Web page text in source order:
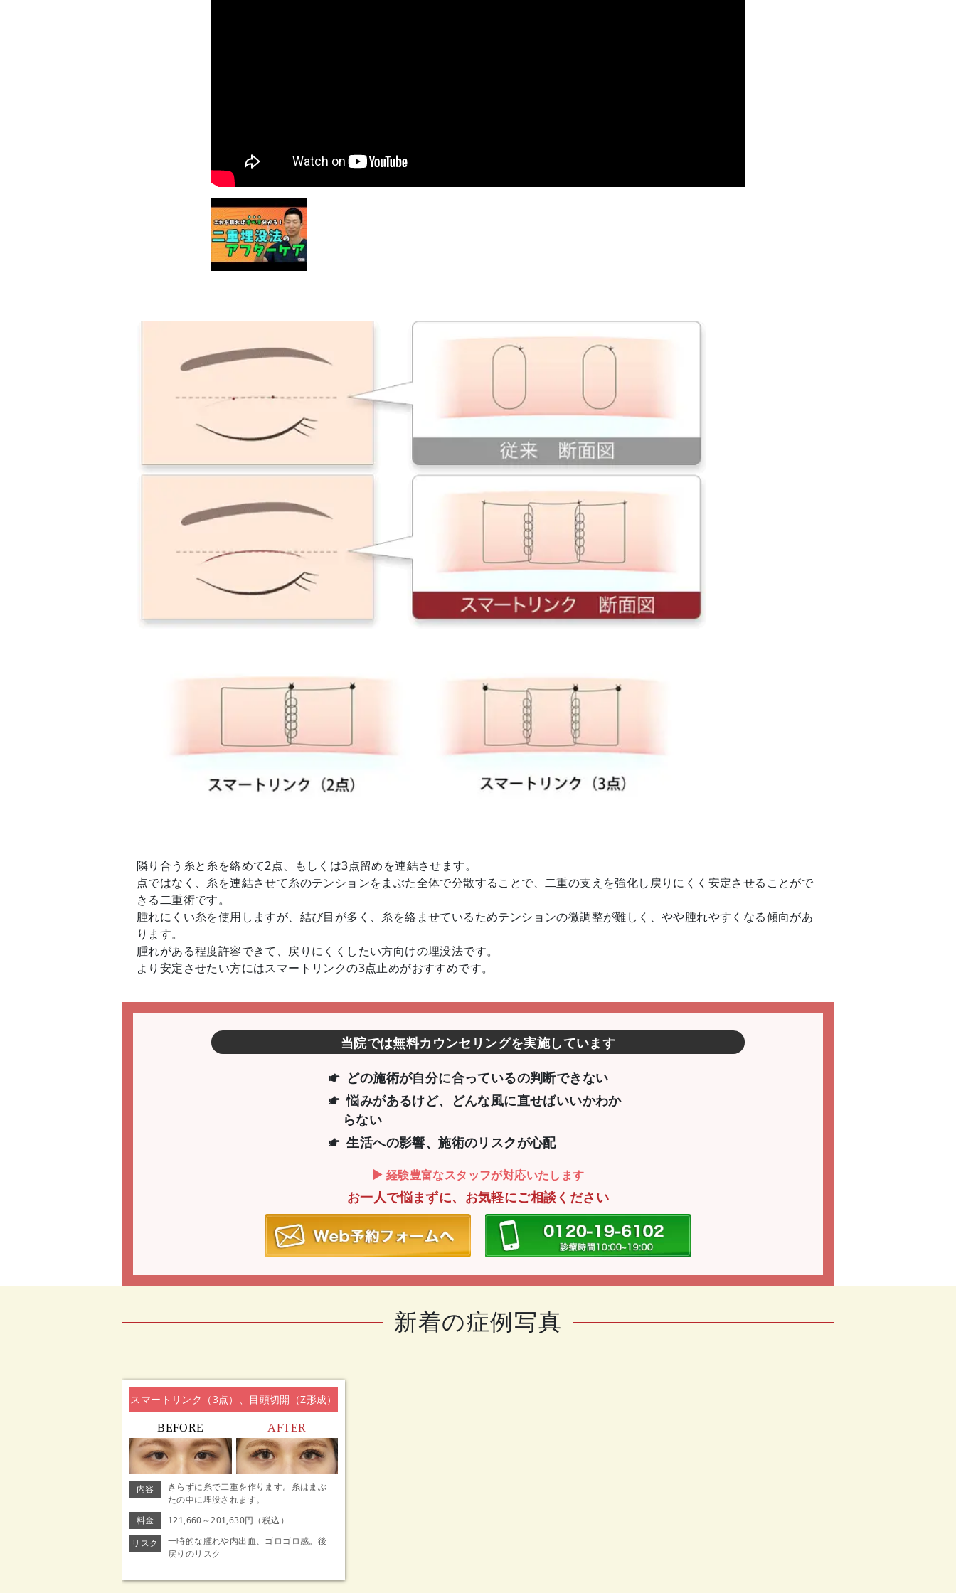
隣り合う糸と糸を絡めて2点、もしくは3点留めを連結させます。
点ではなく、糸を連結させて糸のテンションをまぶた全体で分散することで、二重の支えを強化し戻りにくく安定させることがで
きる二重術です。
腫れにくい糸を使用しますが、結び目が多く、糸を絡ませているためテンションの微調整が難しく、やや腫れやすくなる傾向があ
ります。
腫れがある程度許容できて、戻りにくくしたい方向けの埋没法です。
より安定させたい方にはスマートリンクの3点止めがおすすめです。
当院では無料カウンセリングを実施しています
どの施術が自分に合っているの判断できない
悩みがあるけど、どんな風に直せばいいかわか
らない
生活への影響、施術のリスクが心配
経験豊富なスタッフが対応いたします
お一人で悩まずに、お気軽にご相談ください
新着の症例写真
スマートリンク（3点）、目頭切開（Z形成）
BEFORE AFTER
内容
きらずに糸で二重を作ります。糸はまぶ
たの中に埋没されます。
料金
121,660～201,630円（税込）
リスク
一時的な腫れや内出血、ゴロゴロ感。後
戻りのリスク